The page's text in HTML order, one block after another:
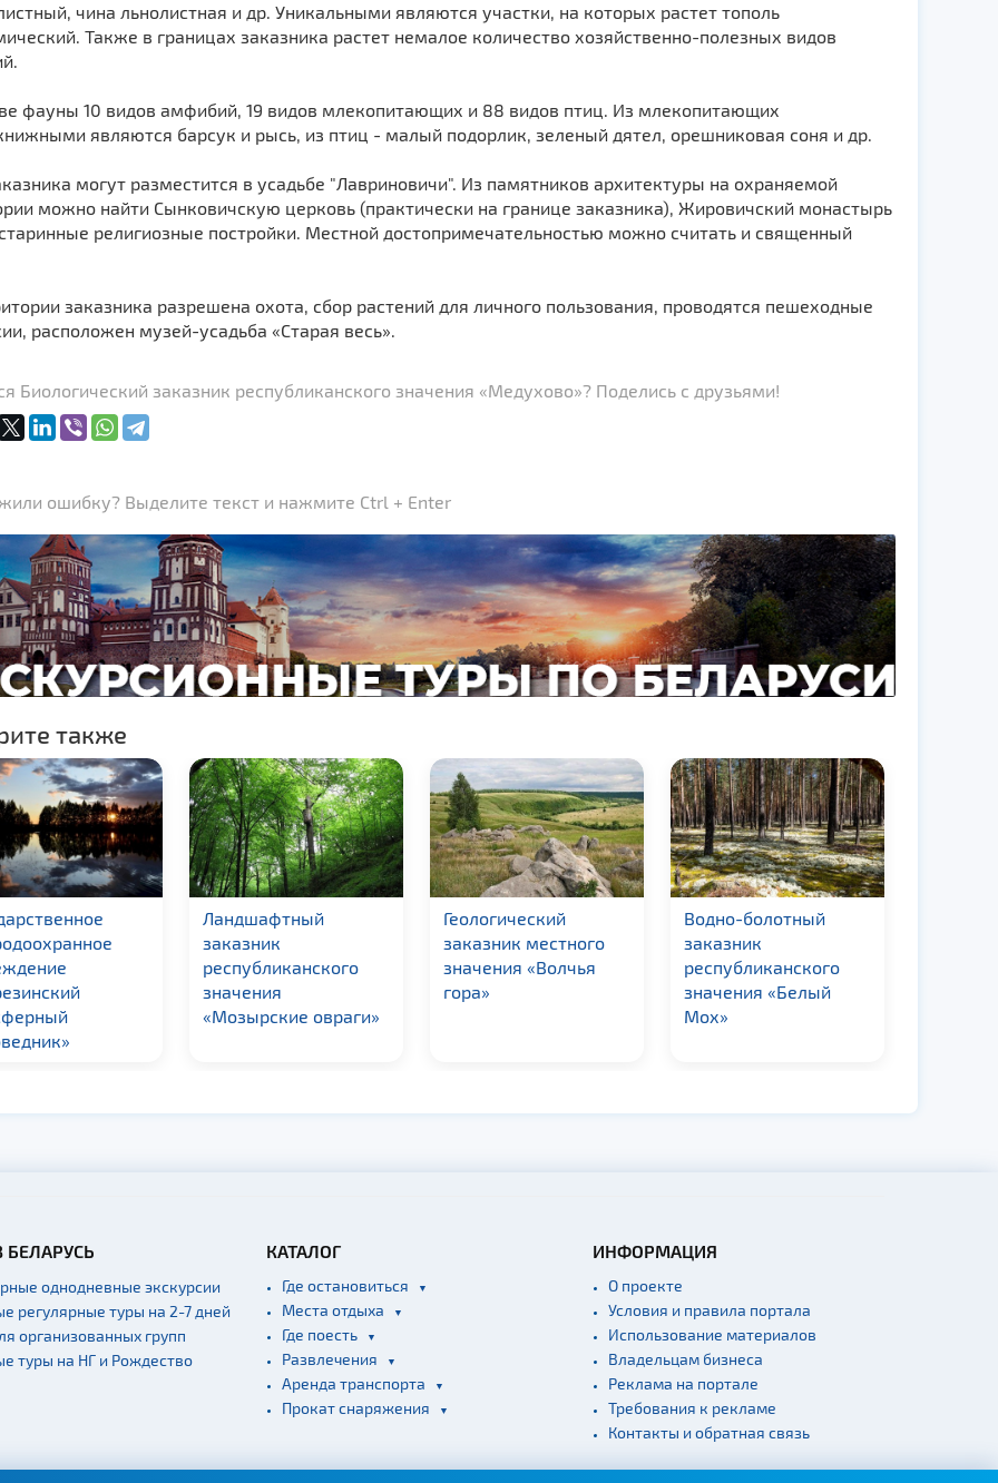
чина льнолистная и др. Уникальными являются участки, на которых растет тополь
Также в границах заказника растет немалое количество хозяйственно-полезных видов
фауны 10 видов амфибий, 19 видов млекопитающих и 88 видов птиц. Из млекопитающих
являются барсук и рысь, из птиц - малый подорлик, зеленый дятел, орешниковая соня и др.
могут разместится в усадьбе "Лавриновичи". Из памятников архитектуры на охраняемой
можно найти Сынковичскую церковь (практически на границе заказника), Жировичский монастырь
религиозные постройки. Местной достопримечательностью можно считать и священный
заказника разрешена охота, сбор растений для личного пользования, проводятся пешеходные
расположен музей-усадьба «Старая весь».
Биологический заказник республиканского значения «Медухово»? Поделись с друзьями!
ошибку? Выделите текст и нажмите Ctrl + Enter
также
Ландшафтный
заказник
республиканского
значения
«Мозырские овраги»
Геологический
заказник местного
значения «Волчья
гора»
Водно-болотный
заказник
республиканского
значения «Белый
Мох»
БЕЛАРУСЬ
однодневные экскурсии
регулярные туры на 2-7 дней
организованных групп
туры на НГ и Рождество
КАТАЛОГ
Где остановиться
Места отдыха
Где поесть
Развлечения
Аренда транспорта
Прокат снаряжения
ИНФОРМАЦИЯ
О проекте
Условия и правила портала
Использование материалов
Владельцам бизнеса
Реклама на портале
Требования к рекламе
Контакты и обратная связь